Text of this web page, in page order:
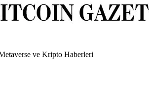
ve Kripto Haberleri